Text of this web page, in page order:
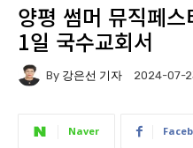
양평 썸머 뮤직페
1일 국수교회서
By 강은선 기자 2024-07-
Naver